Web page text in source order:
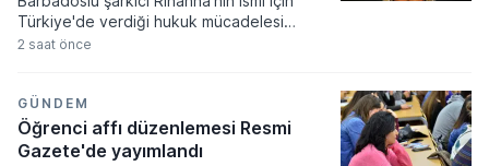
Türkiye'de verdiği hukuk mücadelesi
zaferle sonuçlandı. Mahkeme heyeti
tüketicilerde yanılgı uyandıracağı
gerekçesiyle iptal etti.
2 saat önce
GÜNDEM
Öğrenci affı düzenlemesi Resmi
Gazete'de yayımlandı